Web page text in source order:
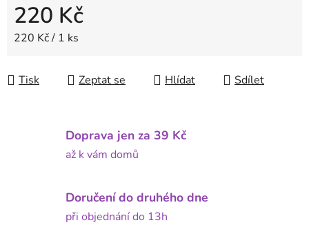
220 Kč
Měrná cena:
220 Kč / 1 ks
Tisk Zeptat se Hlídat Sdílet
Doprava jen za 39 Kč
až k vám domů
Doručení do druhého dne
při objednání do 13h